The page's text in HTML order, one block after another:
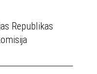
Republikas